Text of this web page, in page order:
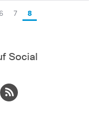
6 7 8
Social